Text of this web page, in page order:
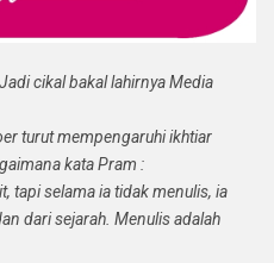
cikal bakal lahirnya Media
turut mempengaruhi ikhtiar
kata Pram :
tapi selama ia tidak menulis, ia
dari sejarah. Menulis adalah